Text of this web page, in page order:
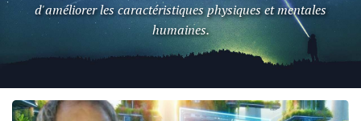
Question sociale
Risques
Contact
d'améliorer les caractéristiques physiques et mentales
humaines.